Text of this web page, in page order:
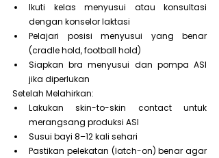
Ikuti kelas menyusui atau konsultasi
dengan konselor laktasi
Pelajari posisi menyusui yang benar
(cradle hold, football hold)
Siapkan bra menyusui dan pompa ASI
jika diperlukan
Setelah Melahirkan:
Lakukan skin-to-skin contact untuk
merangsang produksi ASI
Susui bayi 8–12 kali sehari
Pastikan pelekatan (latch-on) benar agar